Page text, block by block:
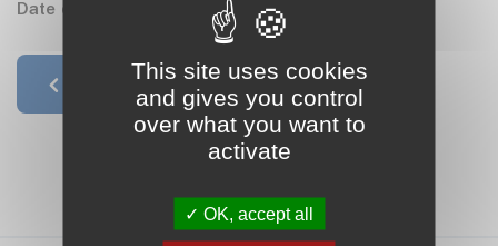
This site uses cookies
and gives you control
over what you want to
activate
OK, accept all
Date de création :
03/01/2018